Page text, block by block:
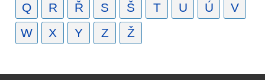
Q
R Ř S Š T U Ú
V
W
X Y Z Ž